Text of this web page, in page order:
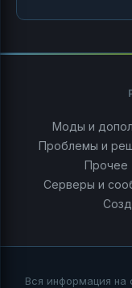
Моды и
Проблемы и
Прочее
Серверы и
Вся информация на